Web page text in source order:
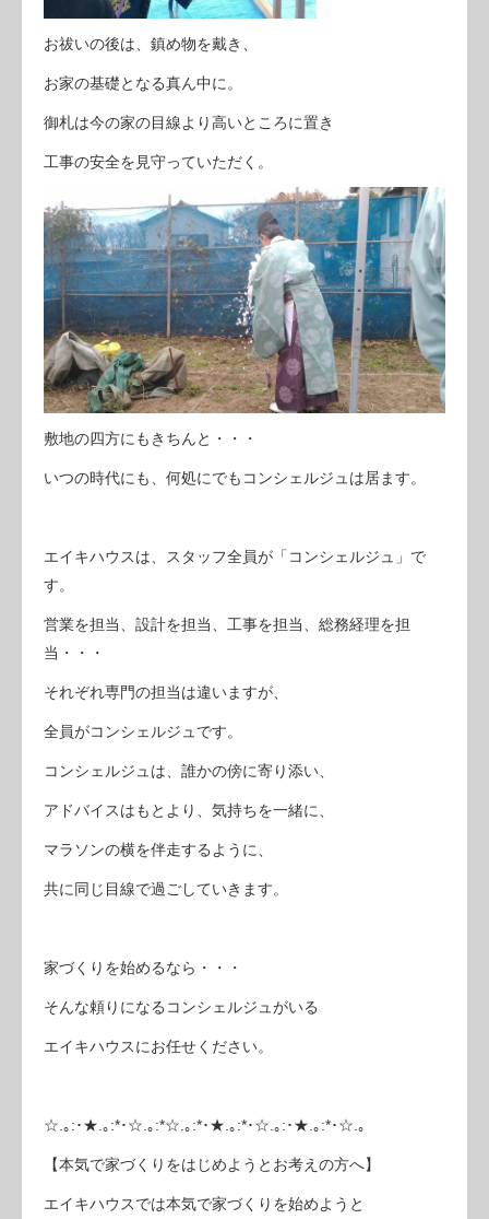
お祓いの後は、鎮め物を戴き、
お家の基礎となる真ん中に。
御札は今の家の目線より高いところに置き
工事の安全を見守っていただく。
敷地の四方にもきちんと・・・
いつの時代にも、何処にでもコンシェルジュは居ます。
エイキハウスは、スタッフ全員が「コンシェルジュ」で
す。
営業を担当、設計を担当、工事を担当、総務経理を担
当・・・
それぞれ専門の担当は違いますが、
全員がコンシェルジュです。
コンシェルジュは、誰かの傍に寄り添い、
アドバイスはもとより、気持ちを一緒に、
マラソンの横を伴走するように、
共に同じ目線で過ごしていきます。
家づくりを始めるなら・・・
そんな頼りになるコンシェルジュがいる
エイキハウスにお任せください。
☆.｡:･★.｡:*･☆.｡:*☆.｡:*･★.｡:*･☆.｡:･★.｡:*･☆.｡
【本気で家づくりをはじめようとお考えの方へ】
エイキハウスでは本気で家づくりを始めようと